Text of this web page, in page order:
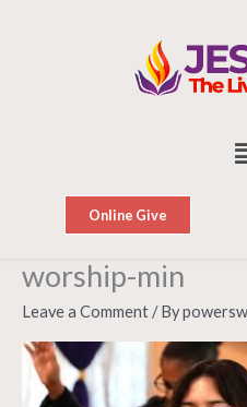
Online Give
worship-min
Leave a Comment/ By